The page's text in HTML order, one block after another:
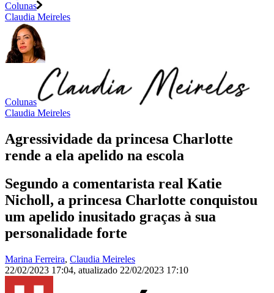
Colunas
Claudia Meireles
Colunas
Claudia Meireles
Agressividade da princesa Charlotte
rende a ela apelido na escola
Segundo a comentarista real Katie
Nicholl, a princesa Charlotte conquistou
um apelido inusitado graças à sua
personalidade forte
Marina Ferreira, Claudia Meireles
22/02/2023 17:04, atualizado 22/02/2023 17:10